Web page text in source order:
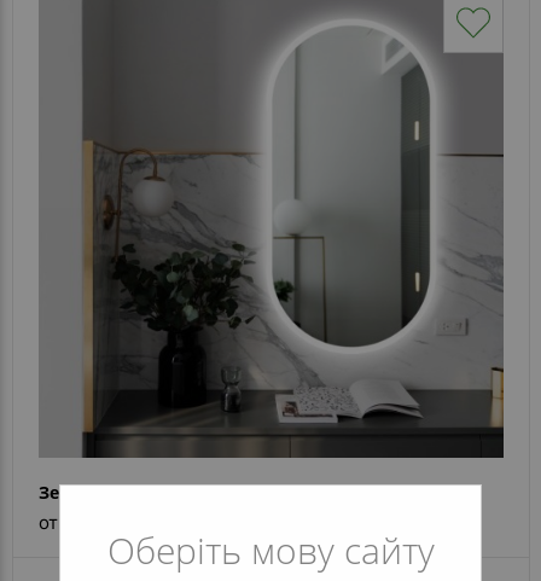
Оберіть мову сайту
Зеркало Sofia Edge
от 7 704 грн